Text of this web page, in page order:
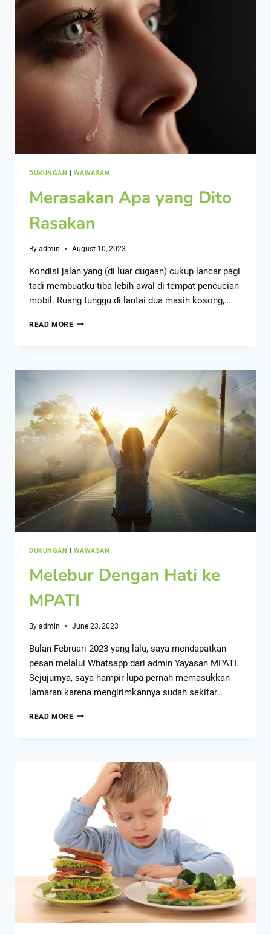
DUKUNGAN | WAWASAN
Merasakan Apa yang Dito
Rasakan
By admin August 10, 2023
Kondisi jalan yang (di luar dugaan) cukup lancar pagi
tadi membuatku tiba lebih awal di tempat pencucian
mobil. Ruang tunggu di lantai dua masih kosong,…
READ MORE
DUKUNGAN WAWASAN
Melebur Dengan Hati ke
MPATI
By admin June 23, 2023
Bulan Februari 2023 yang lalu, saya mendapatkan
pesan melalui Whatsapp dari admin Yayasan MPATI.
Sejujurnya, saya hampir lupa pernah memasukkan
lamaran karena mengirimkannya sudah sekitar…
READ MORE